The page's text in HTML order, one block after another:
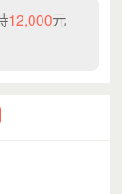
12,000元